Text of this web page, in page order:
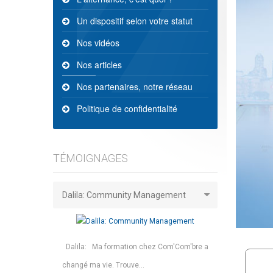
Un dispositif selon votre statut
Nos vidéos
Nos articles
Nos partenaires, notre réseau
Politique de confidentialité
TÉMOIGNAGES
Dalila: Community Management
Dalila: Ma formation chez Com'Com'bre a
changé ma vie. Trouve...